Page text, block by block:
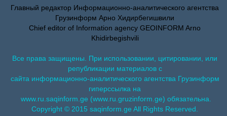
Главный редактор Информационно-аналитического агентства
Грузинформ Арно Хидирбегишвили
Chief editor of Information agency GEOINFORM Arno
Khidirbegishvili
Все права защищены. При использовании, цитировании, или
републикации материалов с
сайта информационно-аналитического агентства Грузинформ
гиперссылка на
www.ru.saqinform.ge (www.ru.gruzinform.ge) обязательна.
Copyright © 2015 saqinform.ge All Rights Reserved.